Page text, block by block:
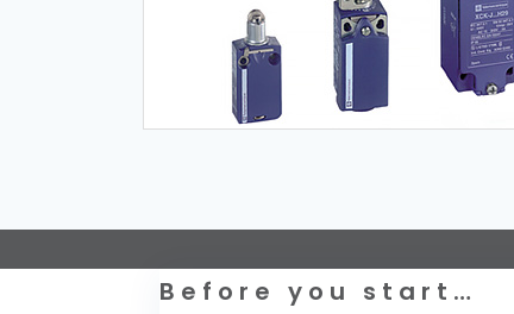
Telemecanique Sensors –
Rechtliche Informationen zur Website
Before you start…